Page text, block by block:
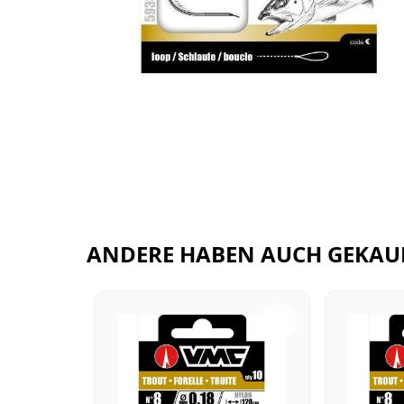
ANDERE HABEN AUCH